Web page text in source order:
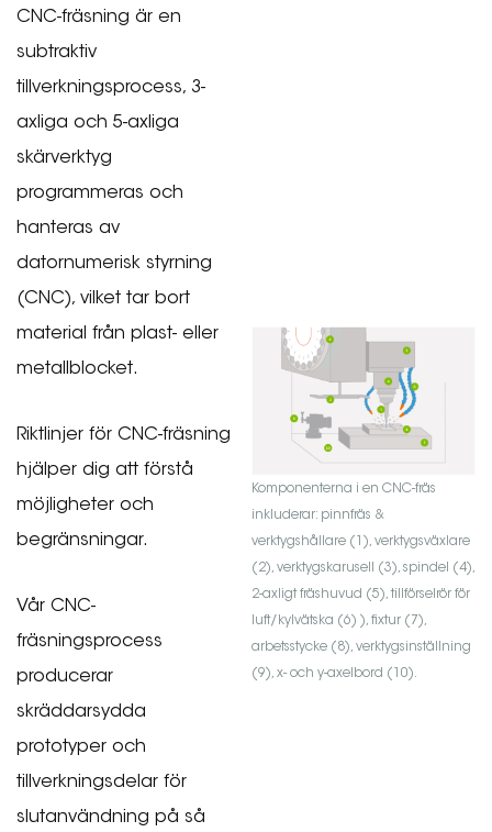
CNC-fräsning är en
subtraktiv
tillverkningsprocess, 3-
axliga och 5-axliga
skärverktyg
programmeras och
hanteras av
datornumerisk styrning
(CNC), vilket tar bort
material från plast- eller
metallblocket.
Riktlinjer för CNC-fräsning
hjälper dig att förstå
möjligheter och
begränsningar.
Vår CNC-
fräsningsprocess
producerar
skräddarsydda
prototyper och
tillverkningsdelar för
slutanvändning på så
Komponenterna i en CNC-fräs
inkluderar: pinnfräs &
verktygshållare (1), verktygsväxlare
(2), verktygskarusell (3), spindel (4),
2-axligt fräshuvud (5), tillförselrör för
luft/kylvätska (6) ), fixtur (7),
arbetsstycke (8), verktygsinställning
(9), x- och y-axelbord (10).